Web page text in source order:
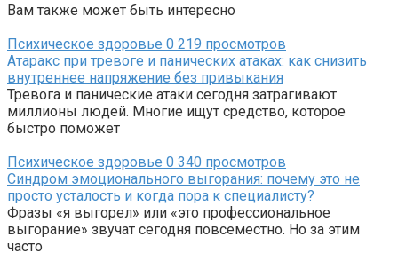
Вам также может быть интересно
Психическое здоровье 0 219 просмотров
Атаракс при тревоге и панических атаках: как снизить
внутреннее напряжение без привыкания
Тревога и панические атаки сегодня затрагивают
миллионы людей. Многие ищут средство, которое
быстро поможет
Психическое здоровье 0 340 просмотров
Синдром эмоционального выгорания: почему это не
просто усталость и когда пора к специалисту?
Фразы «я выгорел» или «это профессиональное
выгорание» звучат сегодня повсеместно. Но за этим
часто